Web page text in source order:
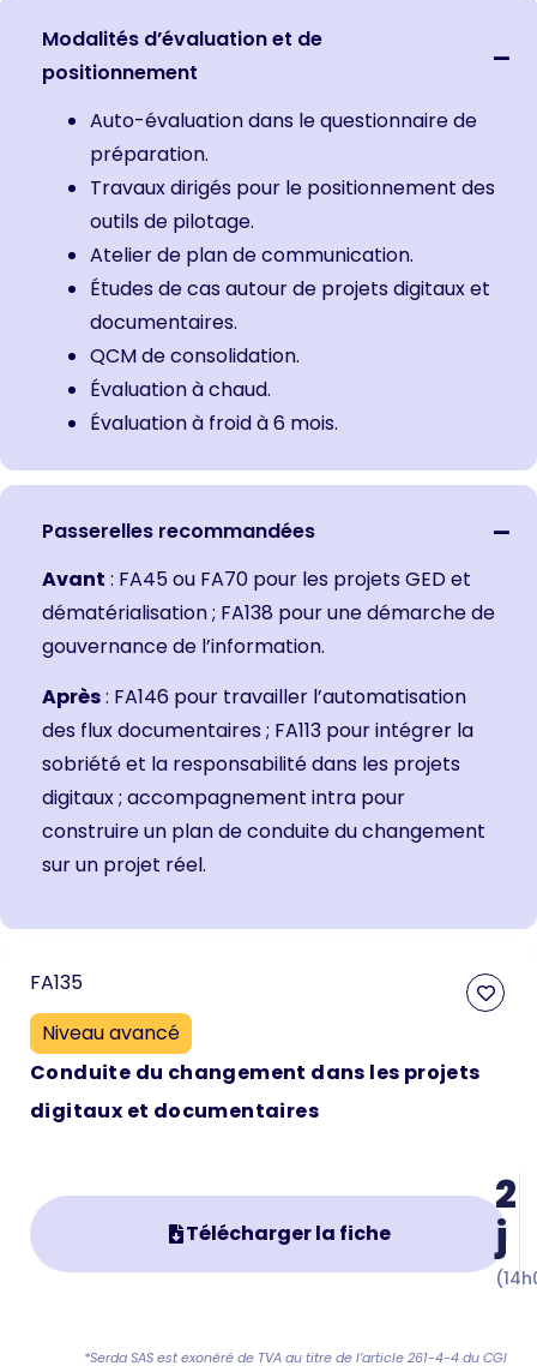
Modalités d’évaluation et de
positionnement
Auto-évaluation dans le questionnaire de
préparation.
Travaux dirigés pour le positionnement des
outils de pilotage.
Atelier de plan de communication.
Études de cas autour de projets digitaux et
documentaires.
QCM de consolidation.
Évaluation à chaud.
Évaluation à froid à 6 mois.
Passerelles recommandées
Avant : FA45ou FA70 pour les projets GED et
dématérialisation; FA138 pour une démarche de
gouvernance de l’information.
Après: FA146 pour travailler l’automatisation
des flux documentaires ; FA113 pour intégrer la
sobriété et la responsabilité dans les projets
digitaux; accompagnement intra pour
construire un plan de conduite du changement
sur un projet réel.
FA135
Niveau avancé
Conduite du changement dans les projets
digitaux et documentaires
Télécharger la fiche
2
j
*Serda SAS est exonéré de TVA au titre de l’article 261-4-4 du CGI